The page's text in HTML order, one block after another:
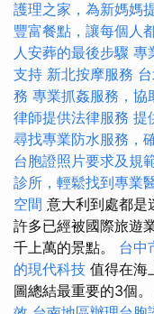
護理之家，為新媽媽
豐富餐點，讓每個人
人安葬的最後步驟 專
支持 新北按摩服務
務 專業抓姦服務，協
律師提供法律服務 提
尋找專業防水服務，
台胞證照片要求及規
診所，輕鬆找到專業
空間 意大利到處都是
許多已經被國際旅遊
千上萬的景點。 台中
的現代科技 值得在海
圖總結最重要的3個。